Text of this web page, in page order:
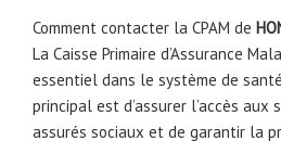
Comment contacter la CPAM de
La Caisse Primaire d’Assurance
essentiel dans le système de
principal est d’assurer l’accès aux
assurés sociaux et de garantir la